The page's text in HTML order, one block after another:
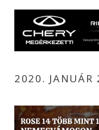
2020. JANUÁR